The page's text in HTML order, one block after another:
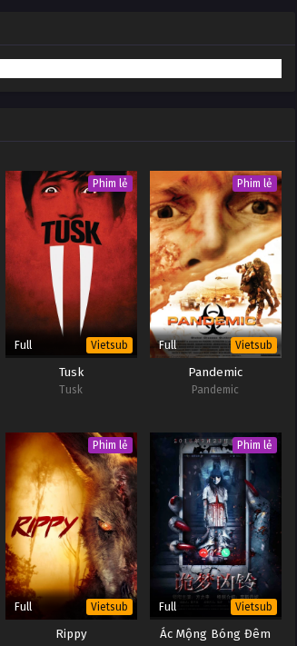
Phim lẻ
Full Vietsub
Tusk
Tusk
Phim lẻ
Full Vietsub
Pandemic
Pandemic
Phim lẻ
Full Vietsub
Rippy
Phim lẻ
Full Vietsub
Ác Mộng Bóng Đêm